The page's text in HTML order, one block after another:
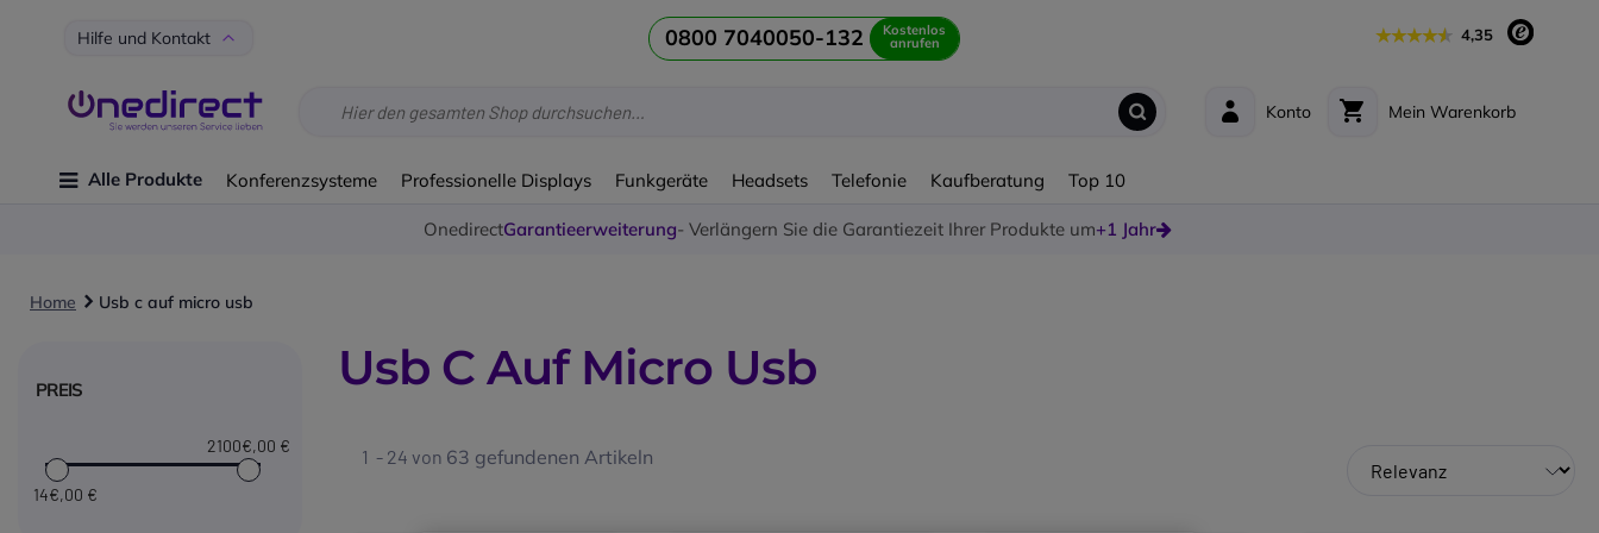
Hilfe und Kontakt 0800 7040050-132 Kostenlos
anrufen 4,35
Konto Mein Warenkorb
Alle Produkte Konferenzsysteme Professionelle Displays Funkgeräte Headsets Telefonie Kaufberatung Top 10
OnedirectGarantieerweiterung- Verlängern Sie die Garantiezeit Ihrer Produkte um+1 Jahr
Home Usb c auf micro usb
PREIS
14€,00 €
2100€,00 €
Usb C Auf Micro Usb
1 - 24 von 63 gefundenen Artikeln